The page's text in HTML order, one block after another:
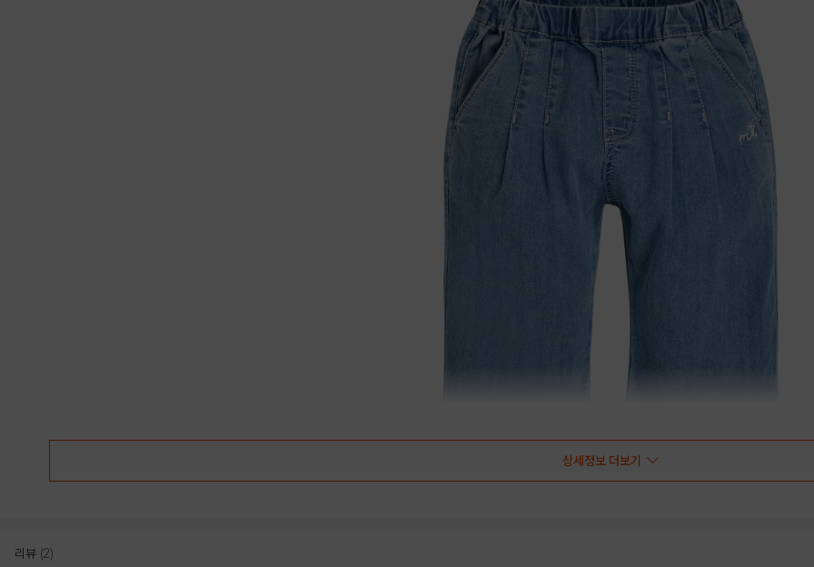
상세정보 더보기
리뷰 (2)